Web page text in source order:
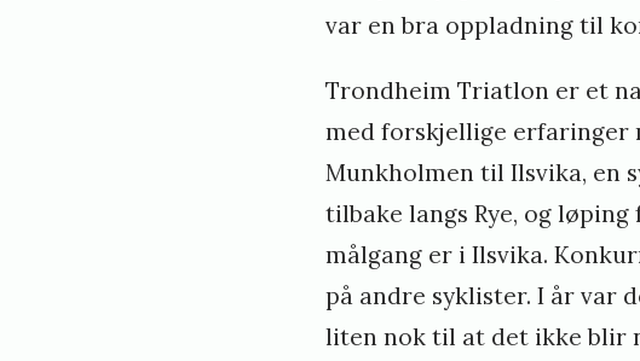
var en bra oppladning til
Trondheim Triatlon er et
med forskjellige erfaringer
Munkholmen til Ilsvika, en
tilbake langs Rye, og
målgang er i Ilsvika.
på andre syklister. I år var
liten nok til at det ikke blir